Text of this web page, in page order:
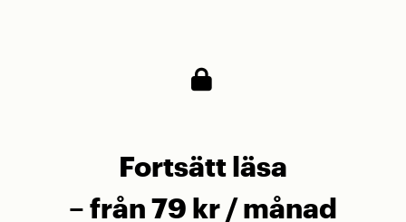
Fortsätt läsa
– från 79 kr / månad